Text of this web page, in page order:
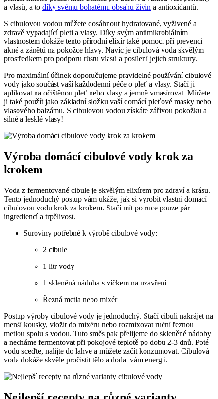
a vlasů, a to díky svému bohatému obsahu živin a antioxidantů.
S cibulovou vodou můžete dosáhnout hydratované, vyživené a
zdravě vypadající pleti a vlasy. Díky svým antimikrobiálním
vlastnostem dokáže tento přírodní elixír také pomoci při prevenci
akné a zánětů na pokožce hlavy. Navíc je cibulová voda skvělým
prostředkem pro podporu růstu vlasů a posílení jejich struktury.
Pro maximální účinek doporučujeme pravidelné používání cibulové
vody jako součást vaší každodenní péče o pleť a vlasy. Stačí ji
aplikovat na očištěnou pleť nebo vlasy a jemně vmasírovat. Můžete
ji také použít jako základní složku vaší domácí pleťové masky nebo
vlasového balzámu. S cibulovou vodou získáte zářivou pokožku a
silné a lesklé vlasy!
Výroba domácí cibulové vody krok za
krokem
Voda z fermentované cibule je skvělým elixírem pro zdraví a krásu.
Tento jednoduchý postup vám ukáže, jak si vyrobit vlastní domácí
cibulovou vodu krok za krokem. Stačí mít po ruce pouze pár
ingrediencí a trpělivost.
Suroviny potřebné k výrobě cibulové vody:
2 cibule
1 litr vody
1 skleněná nádoba s víčkem na uzavření
Řezná metla nebo mixér
Postup výroby cibulové vody je jednoduchý. Stačí cibuli nakrájet na
menší kousky, vložit do mixéru nebo rozmixovat ruční řeznou
metlou spolu s vodou. Tuto směs pak přelijeme do skleněné nádoby
a necháme fermentovat při pokojové teplotě po dobu 2-3 dnů. Poté
vodu sceďte, nalijte do lahve a můžete začít konzumovat. Cibulová
voda dokáže skvěle pročistit tělo a dodat vám energii.